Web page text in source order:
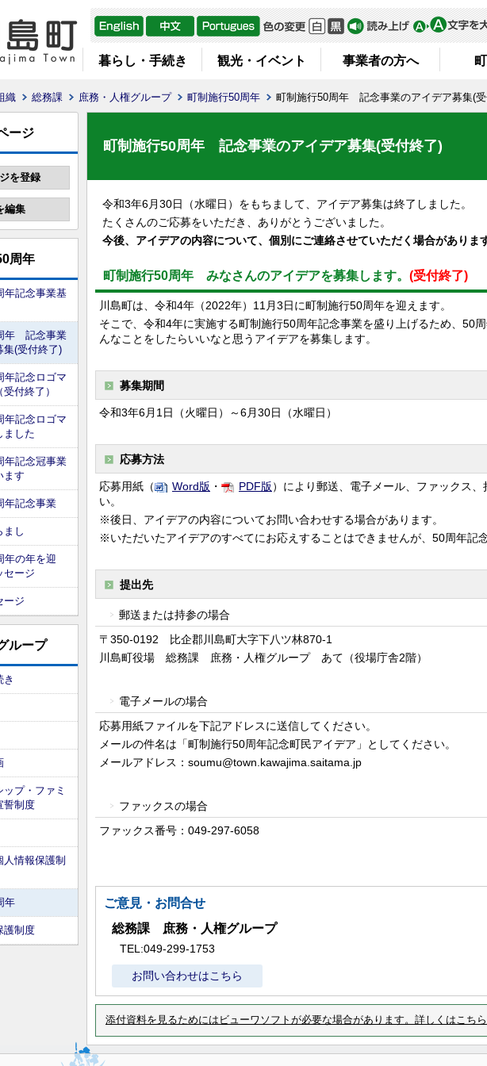
暮らし・手続き 観光・イベント 事業者の方へ
織 総務課 庶務・人権グループ 町制施行50周年 町制施行50周年 記念事業のアイデア募集(
ージ
周年
年記念事業基
年 記念事業
集(受付終了)
年記念ロゴマ
付終了）
年記念ロゴマ
ました
年記念冠事業
ます
年記念事業
まし
年の年を迎
ージ
ージ
ループ
き
プ・ファミ
誓制度
情報保護制
年
護制度
町制施行50周年 記念事業のアイデア募集(受付終了)
令和3年6月30日（水曜日）をもちまして、アイデア募集は終了しました。
たくさんのご応募をいただき、ありがとうございました。
今後、アイデアの内容について、個別にご連絡させていただく場合があります
町制施行50周年 みなさんのアイデアを募集します。 (受付終了)
川島町は、令和4年（2022年）11月3日に町制施行50周年を迎えます。
そこで、令和4年に実施する町制施行50周年記念事業を盛り上げるため、50
んなことをしたらいいなと思うアイデアを募集します。
募集期間
令和3年6月 1 日（火曜日）～6月30日（水曜日）
応募方法
応募用紙（ Word版 ・ PDF版）により郵送、電子メール、ファックス
い。
※後日、アイデアの内容についてお問い合わせする場合があります。
※いただいたアイデアのすべてにお応えすることはできませんが、50周年記
提出先
郵送または持参の場合
〒 350-0192 比企郡川島町大字下八ツ林870-1
川島町役場 総務課 庶務・人権グループ あて（役場庁舎2階）
電子メールの場合
応募用紙ファイルを下記アドレスに送信してください。
メールの件名は「町制施行50周年記念町民アイデア」としてください。
メールアドレス： soumu@town.kawajima.saitama.jp
ファックスの場合
ファックス番号： 049-297-6058
ご意見・お問合せ
総務課 庶務・人権グループ
TEL:049-299-1753
お問い合わせはこちら
添付資料を見るためにはビューワソフトが必要な場合があります。詳しくはこちら